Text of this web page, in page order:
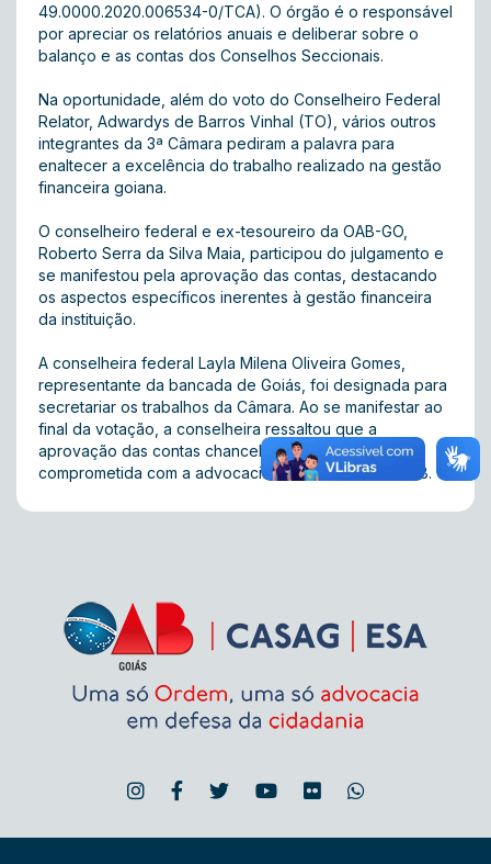
49.0000.2020.006534-0/TCA) . O órgão é o responsável
por apreciar os relatórios anuais e deliberar sobre o
balanço e as contas dos Conselhos Seccionais.
Na oportunidade, além do voto do Conselheiro Federal
Relator, Adwardys de Barros Vinhal (TO), vários outros
integrantes da 3ª Câmara pediram a palavra para
enaltecer a excelência do trabalho realizado na gestão
financeira goiana.
O conselheiro federal e ex-tesoureiro da OAB-GO,
Roberto Serra da Silva Maia, participou do julgamento e
se manifestou pela aprovação das contas, destacando
os aspectos específicos inerentes à gestão financeira
da instituição.
A conselheira federal Layla Milena Oliveira Gomes,
representante da bancada de Goiás, foi designada para
secretariar os trabalhos da Câmara. Ao se manifestar ao
final da votação, a conselheira ressaltou que a
aprovação das contas chancelou uma gestão séria,
comprometida com a advocacia e com o sistema OAB.